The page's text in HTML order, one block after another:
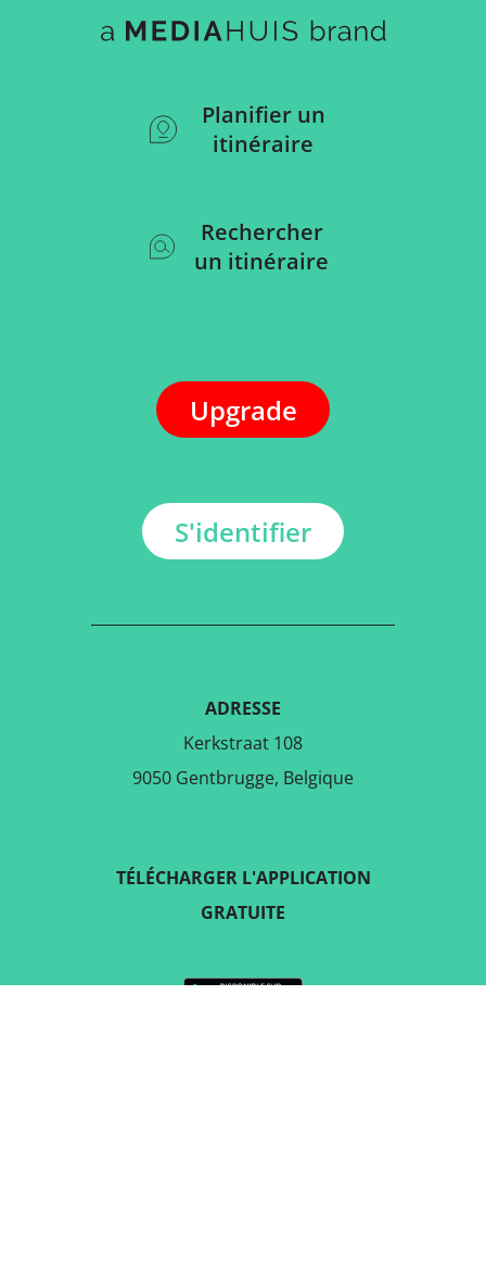
Planifier un
itinéraire
Rechercher
un itinéraire
Upgrade
S'identifier
ADRESSE
Kerkstraat 108
9050 Gentbrugge, Belgique
TÉLÉCHARGER L'APPLICATION
GRATUITE